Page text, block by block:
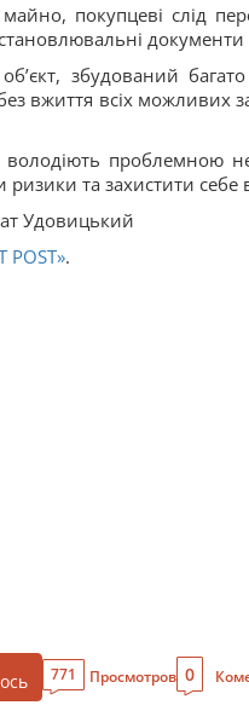
покупцеві слід
документи
збудований
вжиття всіх можливих
проблемною
ризики та захистити
Удовицький
POST».
771 Просмотров 0